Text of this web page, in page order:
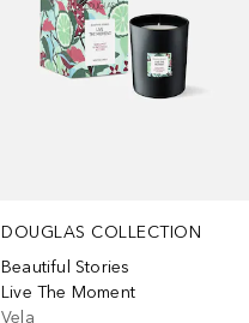
DOUGLAS COLLECTION
Beautiful Stories
Live The Moment
Vela